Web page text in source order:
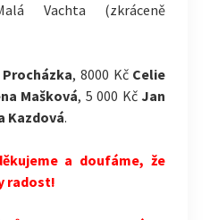
Vachta (zkráceně
, 8000 KčCelie
Mašková, 5 000 KčJan
Kazdová.
a doufáme, že
radost!